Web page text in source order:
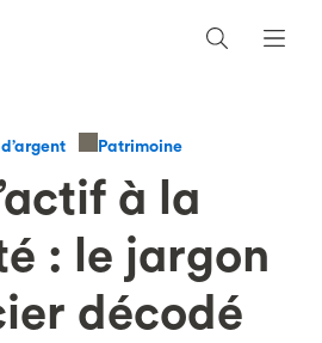
Patrimoine
à la
: le jargon
décodé